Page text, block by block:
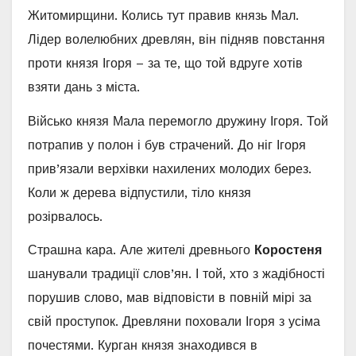
Житомирщини. Колись тут правив князь Мал.
Лідер волелюбних древлян, він підняв повстання
проти князя Ігоря – за те, що той вдруге хотів
взяти дань з міста.
Військо князя Мала перемогло дружину Ігоря. Той
потрапив у полон і був страчений. До ніг Ігоря
прив’язали верхівки нахилених молодих берез.
Коли ж дерева відпустили, тіло князя
розірвалось.
Страшна кара. Але жителі древнього Коростеня
шанували традиції слов’ян. І той, хто з жадібності
порушив слово, мав відповісти в повній мірі за
свій проступок. Древляни поховали Ігоря з усіма
почестями. Курган князя знаходився в